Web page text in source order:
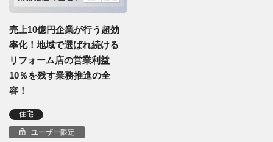
売上10億円企業が行う超効
率化！地域で選ばれ続ける
リフォーム店の営業利益
10％を残す業務推進の全
容！
住宅
ユーザー限定